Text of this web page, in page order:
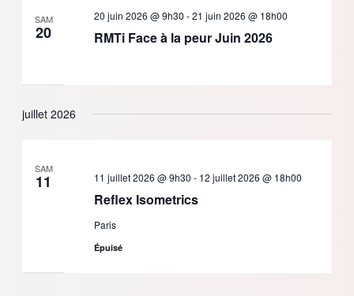
SAM
20 RMTi Face à la peur Juin 2026
20 juin 2026 @ 9h30 -21 juin 2026 @ 18h00
juillet 2026
SAM
11
Reflex Isometrics
11 juillet 2026 @ 9h30 - 12 juillet 2026 @ 18h00
Paris
Épuisé